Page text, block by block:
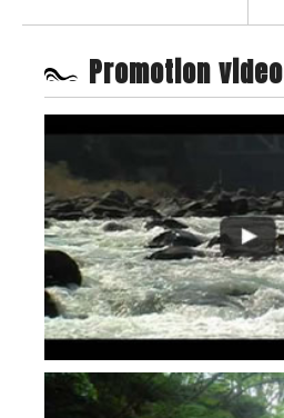
Promotion video